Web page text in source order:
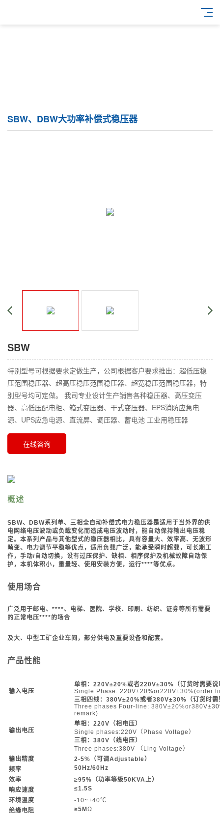
SBW、DBW大功率补偿式稳压器
SBW
特别型号可根据要求定做生产，公司根据客户要求推出：超低压稳
压范围稳压器、超高压稳压范围稳压器、超宽稳压范围稳压器，特
别型号均可定做。 我司专业设计生产销售各种稳压器、高压变压
器、高低压配电柜、箱式变压器、干式变压器、EPS消防应急电
源、UPS应急电源、直流屏、调压器、蓄电池 工业用稳压器
在线咨询
概述
SBW、DBW系列单、三相全自动补偿式电力稳压器是适用于当外界的供
电网络电压波动或负载变化而造成电压波动时，能自动保持输出电压稳
定。本系列产品与其他型式的稳压器相比， 具有容量大、效率高、无波形
畸变、电力调节平稳等优点，适用负载广泛，能承受 瞬时超载，
可长期工
作，手动/ 自动切换，设有过压保护、缺相、相序保护及机械故障自动保
护，本机体积小，重量轻、使用安装方便，运行****等优点。
使用场合
广泛用于邮电、****、电梯、医院、学校、印刷、纺织、证劵等所有需要
的正常电压**** 的场合
及大、中型工矿企业车间，部分供电及重要设备和配套。
产品性能
输入电压
单相：220V±20%或者220V±30%（订货时需要说
Single Phase: 220V±20%or220V±30%(order
三相四线：380V±20%或者380V±30%（订货时需
Three phases Four-line:
remark)
输出电压
单相：220V （相电压）
Single phases:220V（Phase Voltage）
三相：380V （线电压）
Three phases:380V （Ling Voltage）
输出精度
2-5% （可调Adjustable）
频率
50Hz/60Hz
效率
≥95% （功率等级50KVA上）
响应速度
≤1.5S
环境温度
-10~+40℃
绝缘电阻
≥5M Ω